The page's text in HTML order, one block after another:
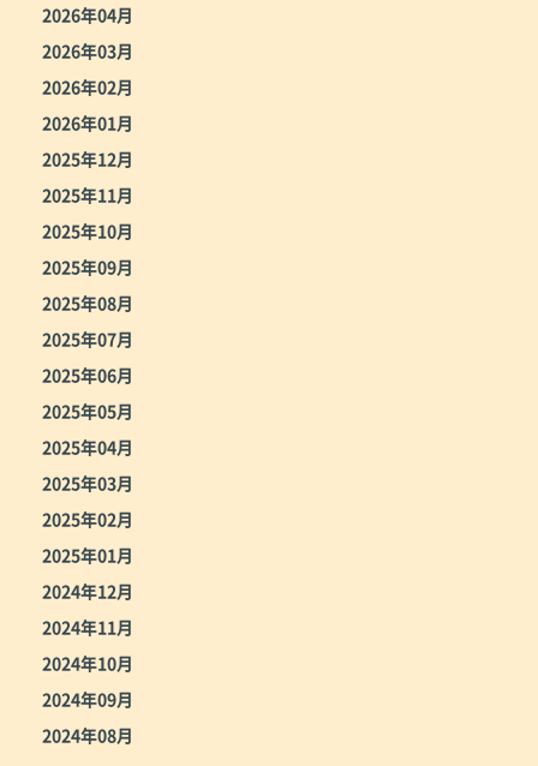
2026年04月
2026年03月
2026年02月
2026年01月
2025年12月
2025年11月
2025年10月
2025年09月
2025年08月
2025年07月
2025年06月
2025年05月
2025年04月
2025年03月
2025年02月
2025年01月
2024年12月
2024年11月
2024年10月
2024年09月
2024年08月